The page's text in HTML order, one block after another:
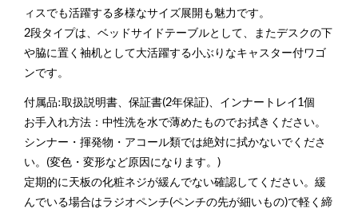
ィスでも活躍する多様なサイズ展開も魅力です。
2段タイプは、ベッドサイドテーブルとして、またデスクの下
や脇に置く袖机として大活躍する小ぶりなキャスター付ワゴ
ンです。
付属品:取扱説明書、保証書(2年保証)、インナートレイ1個
お手入れ方法：中性洗を水で薄めたものでお拭きください。
シンナー・揮発物・アコール類では絶対に拭かないでくださ
い。(変色・変形など原因になります。)
定期的に天板の化粧ネジが緩んでない確認してください。緩
んでいる場合はラジオペンチ(ペンチの先が細いもの)で軽く締